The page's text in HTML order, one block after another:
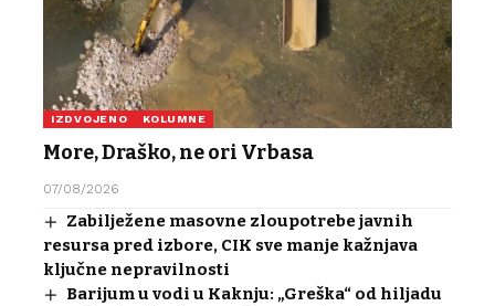
IZDVOJENO KOLUMNE
More, Draško, ne ori Vrbasa
07/08/2026
Zabilježene masovne zloupotrebe javnih
resursa pred izbore, CIK sve manje kažnjava
ključne nepravilnosti
Barijum u vodi u Kaknju: „Greška“ od hiljadu